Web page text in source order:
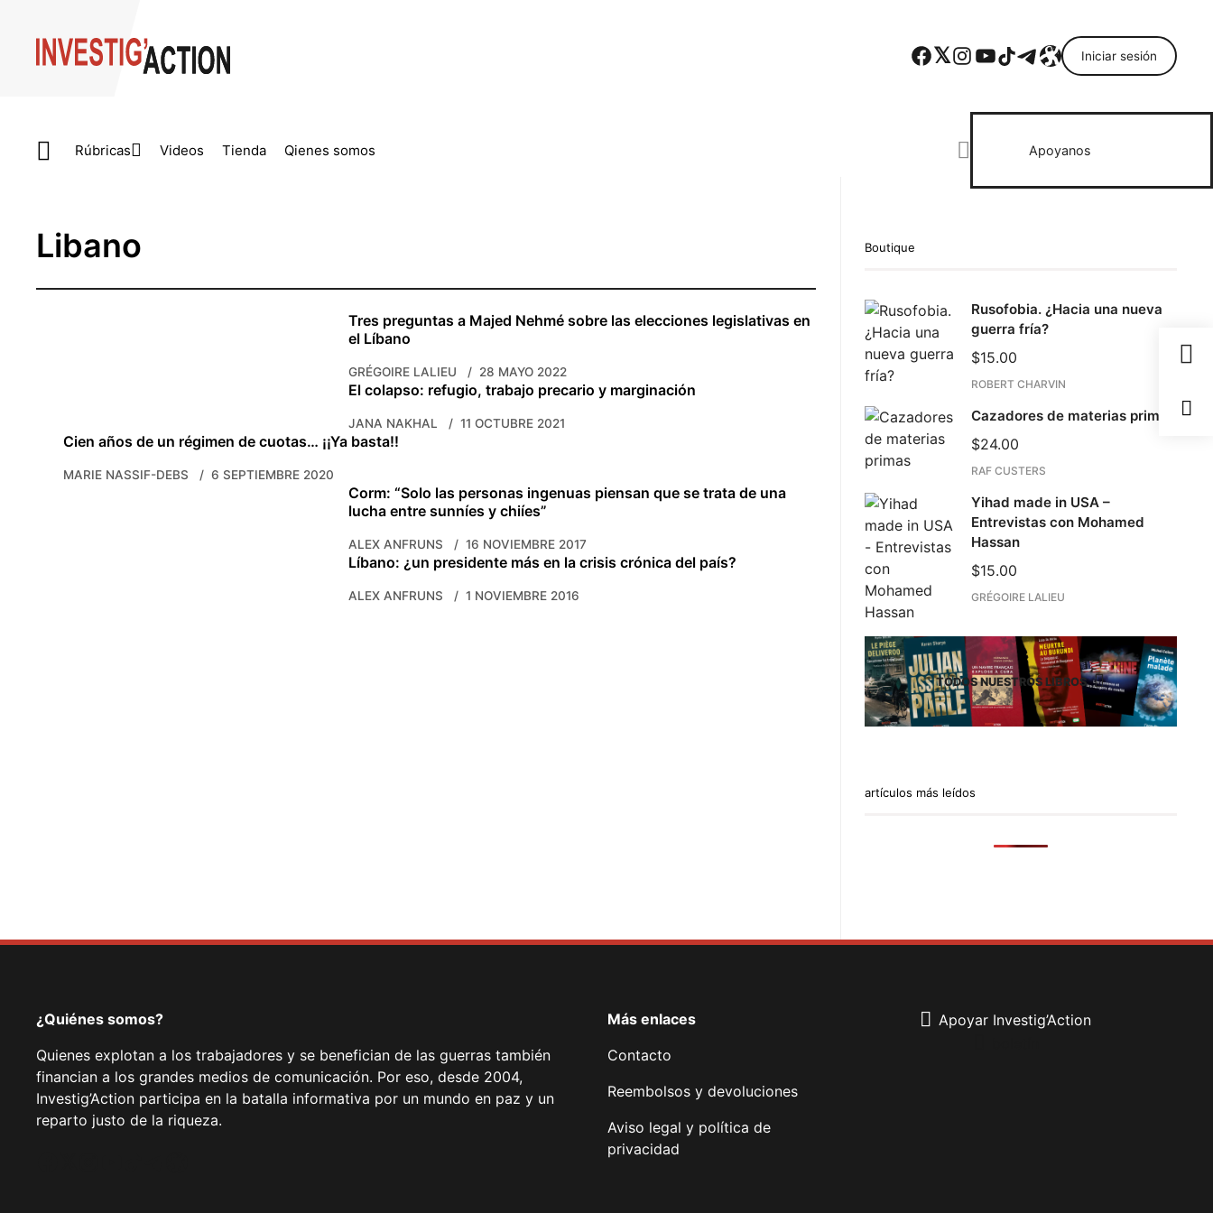
Facebook Twitter Instagram YouTube TikTok Telegram Enlace Iniciar sesión
Rúbricas Videos Tienda Qienes somos Apoyanos
Libano
Tres preguntas a Majed Nehmé sobre las elecciones legislativas en
el Líbano
GRÉGOIRE LALIEU 28 MAYO 2022
El colapso: refugio, trabajo precario y marginación
JANA NAKHAL 11 OCTUBRE 2021
Cien años de un régimen de cuotas… ¡¡Ya basta!!
MARIE NASSIF-DEBS 6 SEPTIEMBRE 2020
Corm: “Solo las personas ingenuas piensan que se trata de una
lucha entre sunníes y chiíes”
ALEX ANFRUNS 16 NOVIEMBRE 2017
Líbano: ¿un presidente más en la crisis crónica del país?
ALEX ANFRUNS 1 NOVIEMBRE 2016
Boutique
Rusofobia. ¿Hacia una nueva
guerra fría?
$15.00
ROBERT CHARVIN
Cazadores de materias primas
$24.00
RAF CUSTERS
Yihad made in USA –
Entrevistas con Mohamed
Hassan
$15.00
GRÉGOIRE LALIEU
TODOS NUESTROS LIBROS
artículos más leídos
¿Quiénes somos?
Quienes explotan a los trabajadores y se benefician de las guerras también
financian a los grandes medios de comunicación. Por eso, desde 2004,
Investig’Action participa en la batalla informativa por un mundo en paz y un
reparto justo de la riqueza.
Más enlaces
Contacto
Reembolsos y devoluciones
Aviso legal y política de
privacidad
Apoyar Investig’Action